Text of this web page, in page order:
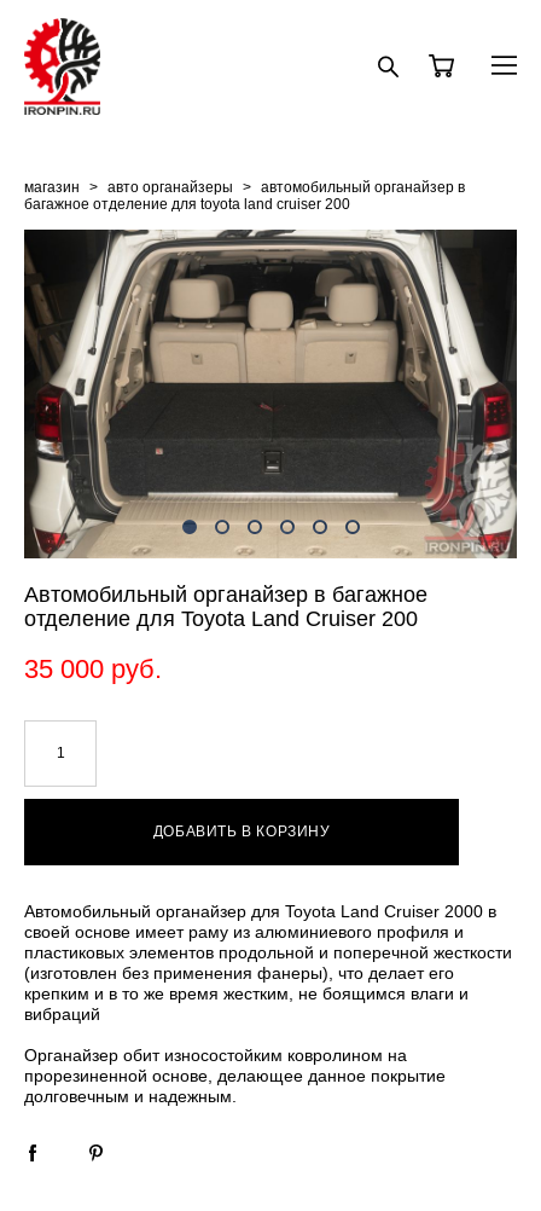
магазин > авто органайзеры > автомобильный органайзер в
багажное отделение для toyota land cruiser 200
Автомобильный органайзер в багажное
отделение для Toyota Land Cruiser 200
35 000 pуб.
ДОБАВИТЬ В КОРЗИНУ
Автомобильный органайзер для Toyota Land Cruiser 2000 в
своей основе имеет раму из алюминиевого профиля и
пластиковых элементов продольной и поперечной жесткости
(изготовлен без применения фанеры), что делает его
крепким и в то же время жестким, не боящимся влаги и
вибраций
Органайзер обит износостойким ковролином на
прорезиненной основе, делающее данное покрытие
долговечным и надежным.